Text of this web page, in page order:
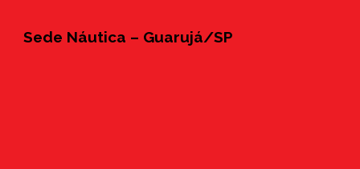
Sede Náutica – Guarujá/SP